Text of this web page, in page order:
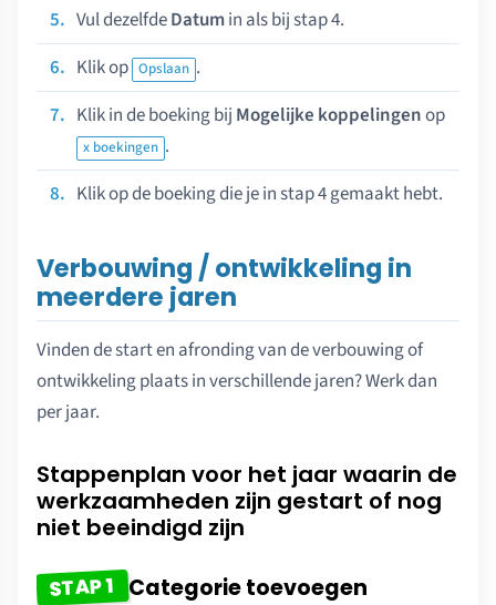
Vul dezelfdeDatumin als bij stap 4.
Klik op Opslaan .
Klik in de boeking bij Mogelijke koppelingenop
x boekingen .
Klik op de boeking die je in stap 4 gemaakt hebt.
Verbouwing / ontwikkeling in
meerdere jaren
Vinden de start en afronding van de verbouwing of
ontwikkeling plaats in verschillende jaren? Werk dan
per jaar.
Stappenplan voor het jaar waarin de
werkzaamheden zijn gestart of nog
niet beeindigd zijn
STAP 1 Categorie toevoegen